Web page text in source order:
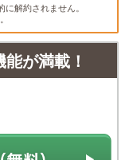
解約されません。
が満載！